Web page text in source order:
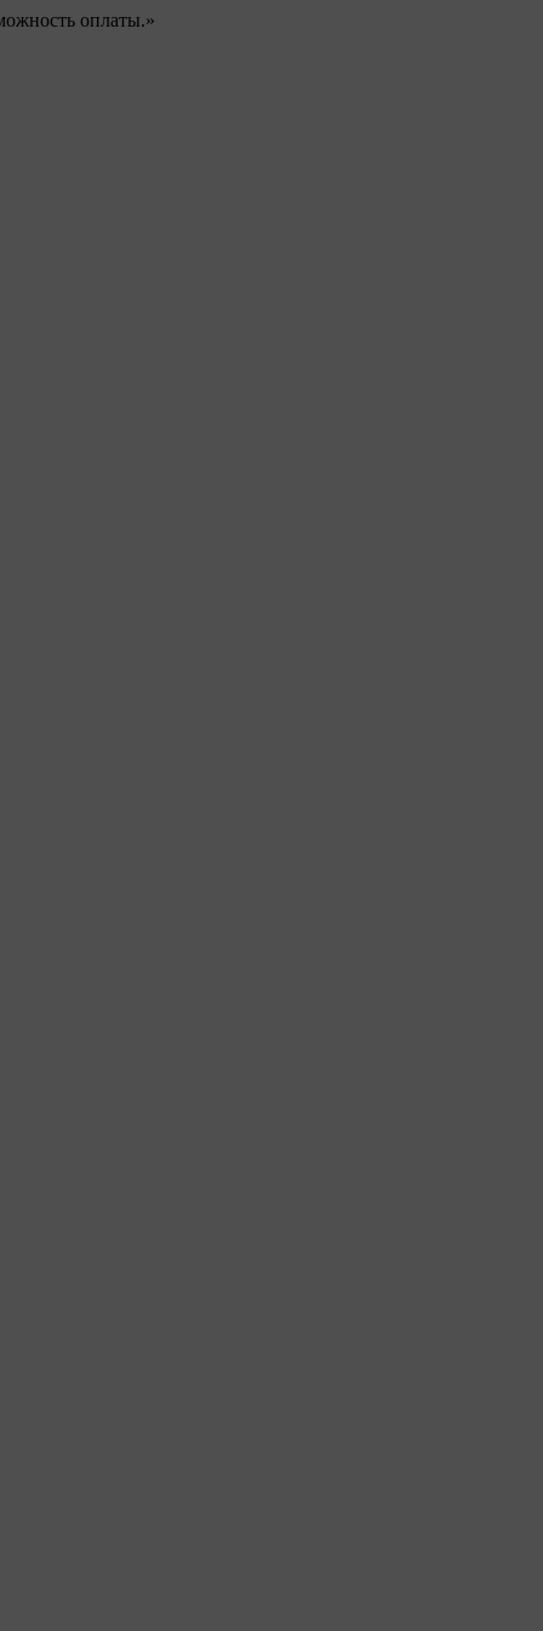
оплаты.»